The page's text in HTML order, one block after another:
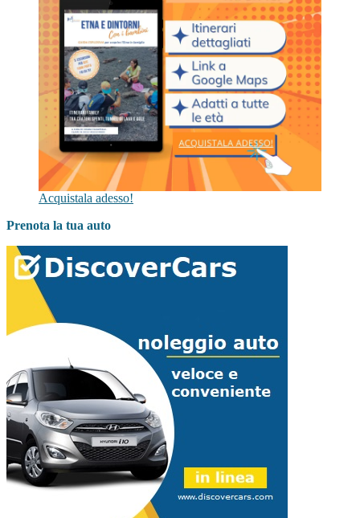
Acquistala adesso!
Prenota la tua auto